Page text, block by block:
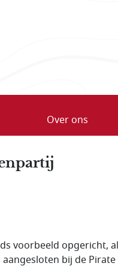
Over ons
voorbeeld opgericht, al
bij de Pirate